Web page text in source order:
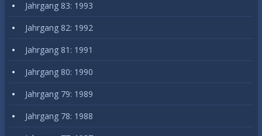
Jahrgang 83: 1993
Jahrgang 82: 1992
Jahrgang 81: 1991
Jahrgang 80: 1990
Jahrgang 79: 1989
Jahrgang 78: 1988